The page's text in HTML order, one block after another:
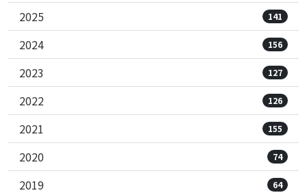
2025 141
2024 156
2023 127
2022 126
2021 155
2020 74
2019 64